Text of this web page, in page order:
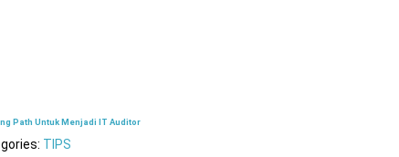
Path Untuk Menjadi IT Auditor
TIPS